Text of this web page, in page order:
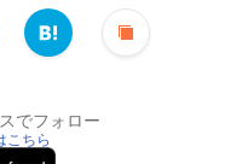
でフォロー
こちら